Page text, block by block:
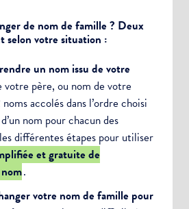
de nom de famille ? Deux
selon votre situation :
un nom issu de votre
votre père, ou nom de votre
accolés dans l’ordre choisi
nom pour chacun des
différentes étapes pour utiliser
et gratuite de
.
votre nom de famille pour